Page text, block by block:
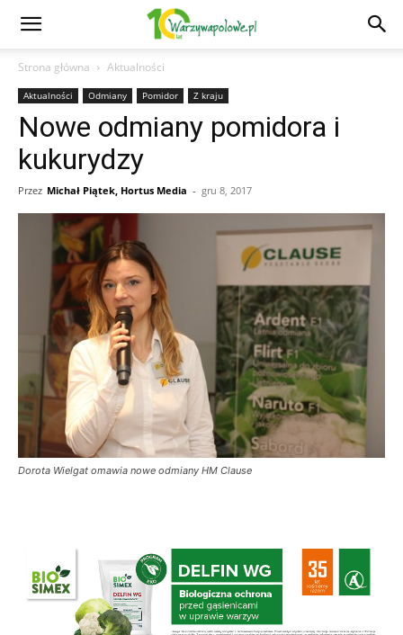
Strona główna Aktualności
Aktualności Odmiany Pomidor Z kraju
Nowe odmiany pomidora i
kukurydzy
Przez Michał Piątek, Hortus Media - gru 8, 2017
Dorota Wielgat omawia nowe odmiany HM Clause